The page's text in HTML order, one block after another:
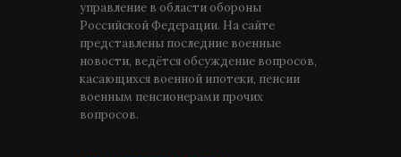
управление в области обороны
Российской Федерации. На сайте
представлены последние военные
новости, ведётся обсуждение вопросов,
касающихся военной ипотеки, пенсии
военным пенсионерами прочих
вопросов.